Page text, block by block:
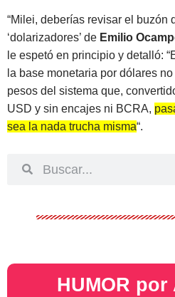
“Milei, deberías revisar el buzón
‘dolarizadores’ de Emilio
le espetó en principio y detalló:
la base monetaria por dólares
pesos del sistema que,
USD y sin encajes ni BCRA,
sea la nada trucha misma“.
HUMOR